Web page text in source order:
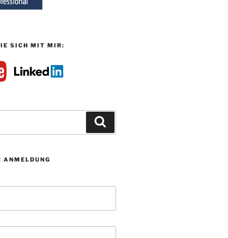
SICH MIT MIR:
ANMELDUNG